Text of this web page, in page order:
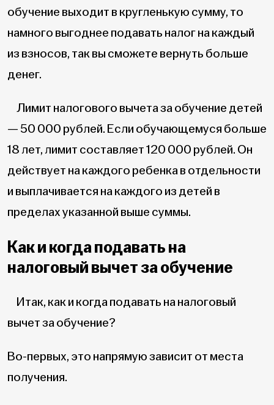
обучение выходит в кругленькую сумму, то
намного выгоднее подавать налог на каждый
из взносов, так вы сможете вернуть больше
денег.
Лимит налогового вычета за обучение детей
— 50 000 рублей. Если обучающемуся больше
18 лет, лимит составляет 120 000 рублей. Он
действует на каждого ребенка в отдельности
и выплачивается на каждого из детей в
пределах указанной выше суммы.
Как и когда подавать на
налоговый вычет за обучение
Итак, как и когда подавать на налоговый
вычет за обучение?
Во-первых, это напрямую зависит от места
получения.